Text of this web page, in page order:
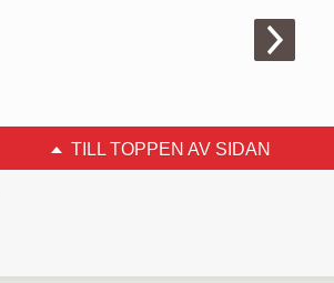
TILL TOPPEN AV SIDAN